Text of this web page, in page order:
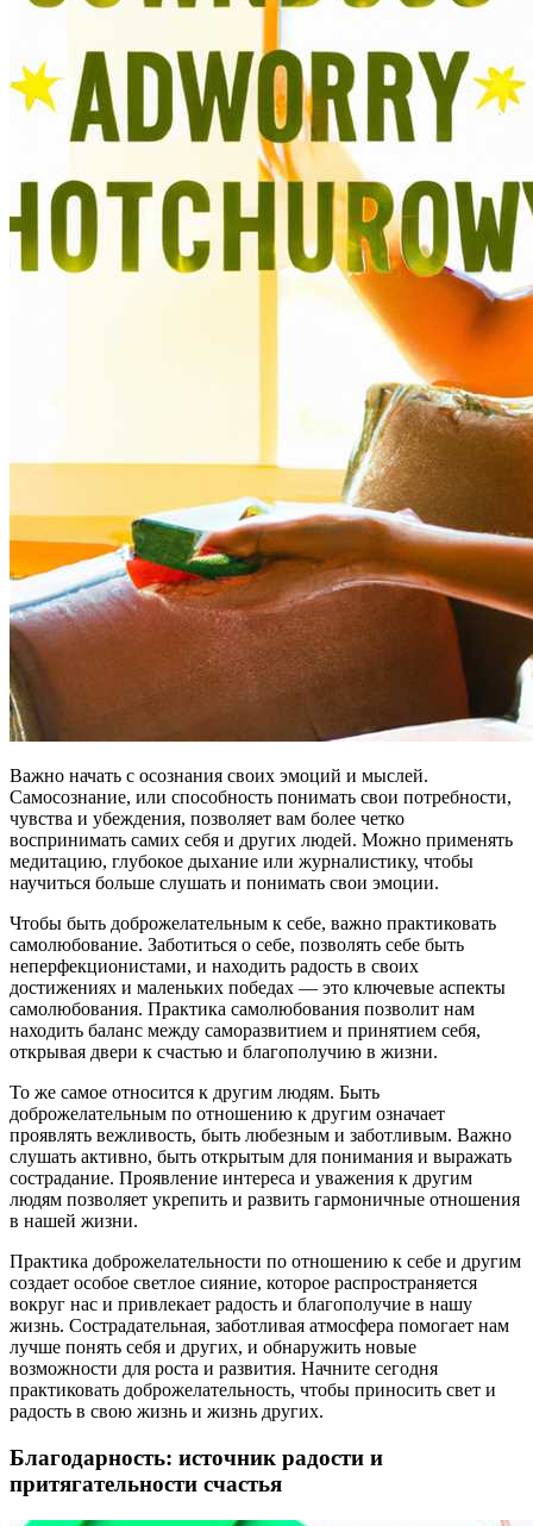
Важно начать с осознания своих эмоций и мыслей.
Самосознание, или способность понимать свои потребности,
чувства и убеждения, позволяет вам более четко
воспринимать самих себя и других людей. Можно применять
медитацию, глубокое дыхание или журналистику, чтобы
научиться больше слушать и понимать свои эмоции.
Чтобы быть доброжелательным к себе, важно практиковать
самолюбование. Заботиться о себе, позволять себе быть
неперфекционистами, и находить радость в своих
достижениях и маленьких победах — это ключевые аспекты
самолюбования. Практика самолюбования позволит нам
находить баланс между саморазвитием и принятием себя,
открывая двери к счастью и благополучию в жизни.
То же самое относится к другим людям. Быть
доброжелательным по отношению к другим означает
проявлять вежливость, быть любезным и заботливым. Важно
слушать активно, быть открытым для понимания и выражать
сострадание. Проявление интереса и уважения к другим
людям позволяет укрепить и развить гармоничные отношения
в нашей жизни.
Практика доброжелательности по отношению к себе и другим
создает особое светлое сияние, которое распространяется
вокруг нас и привлекает радость и благополучие в нашу
жизнь. Сострадательная, заботливая атмосфера помогает нам
лучше понять себя и других, и обнаружить новые
возможности для роста и развития. Начните сегодня
практиковать доброжелательность, чтобы приносить свет и
радость в свою жизнь и жизнь других.
Благодарность: источник радости и
притягательности счастья